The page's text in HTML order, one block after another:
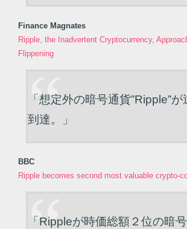
Finance Magnates
Ripple, the Inadvertent Cryptocurrency,
Flippening
「想定外の暗号通貨”Ripple”
到達。」
BBC
Ripple becomes second most valuable crypto-
「Rippleが時価総額２位の暗